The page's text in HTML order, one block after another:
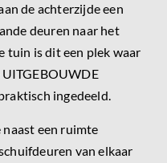
de achterzijde een
deuren naar het
tuin is dit een plek waar
ingedeeld.
een ruimte
van elkaar